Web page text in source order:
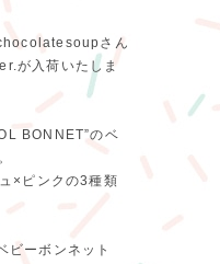
さん
が入荷いたしま
BONNET”のベ
×ピンクの3種類
ビーボンネット